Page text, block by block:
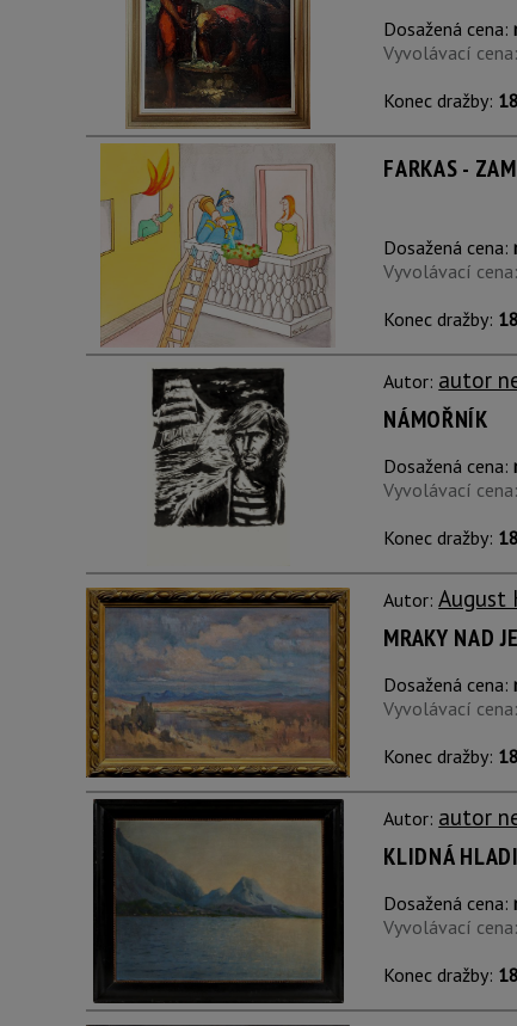
Dosažená cena:
Vyvolávací
Konec dražby:
FARKAS -
Dosažená cena:
Vyvolávací
Konec dražby:
Autor: autor
NÁMOŘNÍK
Dosažená cena:
Vyvolávací
Konec dražby:
Autor:August
MRAKY NAD
Dosažená cena:
Vyvolávací
Konec dražby:
Autor: autor
KLIDNÁ
Dosažená cena:
Vyvolávací
Konec dražby: